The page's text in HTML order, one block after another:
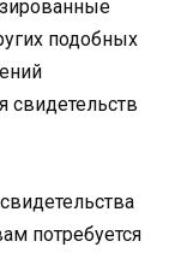
подобных
свидетельств
потребуется